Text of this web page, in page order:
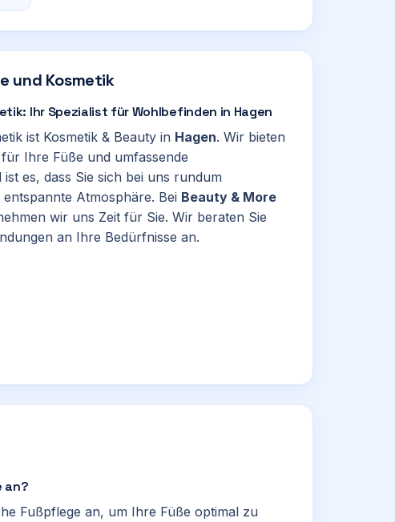
und Kosmetik
Ihr Spezialist für Wohlbefinden in Hagen
ist Kosmetik & Beauty in Hagen. Wir bieten
Ihre Füße und umfassende
es, dass Sie sich bei uns rundum
Atmosphäre. Bei Beauty & More
wir uns Zeit für Sie. Wir beraten Sie
an Ihre Bedürfnisse an.
an?
Fußpflege an, um Ihre Füße optimal zu